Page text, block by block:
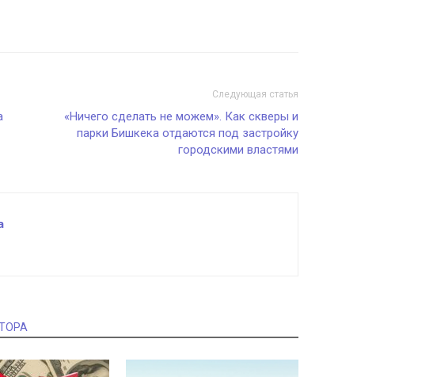
Следующая статья
«Ничего сделать не можем». Как скверы и
парки Бишкека отдаются под застройку
городскими властями